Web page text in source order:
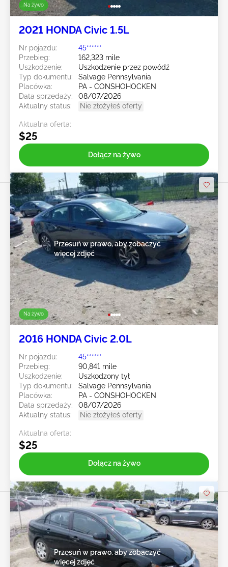
Na żywo
2021 HONDA Civic 1.5L
Nr pojazdu:
45******
Przebieg:
162,323 mile
Uszkodzenie:
Uszkodzenie przez powódź
Typ dokumentu:
Salvage Pennsylvania
Placówka:
PA - CONSHOHOCKEN
Data sprzedaży:
08/07/2026
Aktualny status:
Nie złożyłeś oferty
Aktualna oferta:
$25
Dołącz na żywo
Na żywo
Przesuń w prawo, aby zobaczyć
więcej zdjęć
2016 HONDA Civic 2.0L
Nr pojazdu:
45******
Przebieg:
90,841 mile
Uszkodzenie:
Uszkodzony tył
Typ dokumentu:
Salvage Pennsylvania
Placówka:
PA - CONSHOHOCKEN
Data sprzedaży:
08/07/2026
Aktualny status:
Nie złożyłeś oferty
Aktualna oferta:
$25
Dołącz na żywo
Przesuń w prawo, aby zobaczyć
więcej zdjęć